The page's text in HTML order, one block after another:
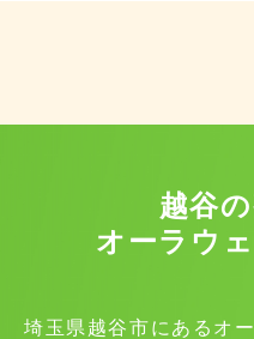
越谷
オーラウ
埼玉県越谷市にあるオ